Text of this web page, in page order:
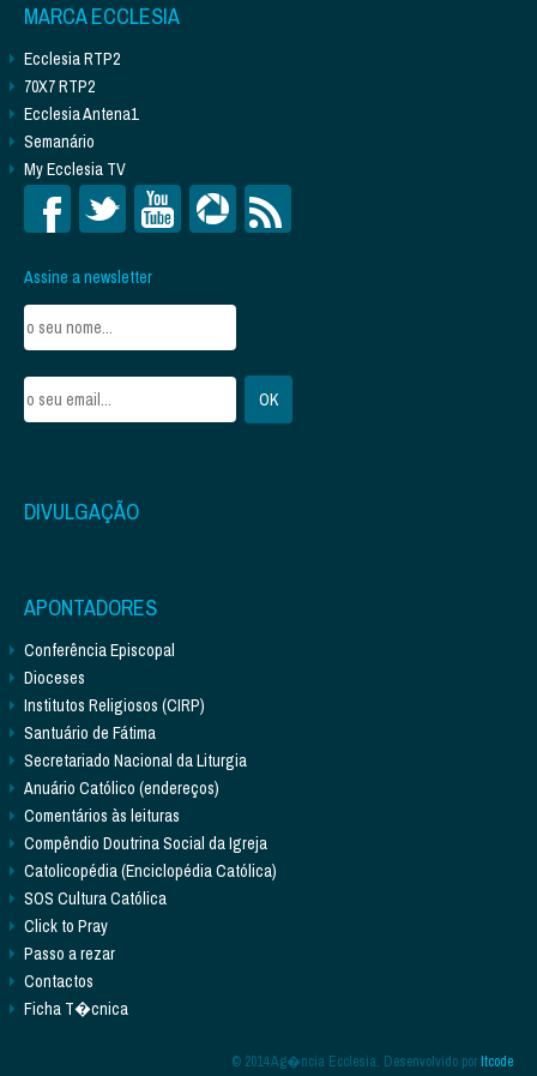
MARCA ECCLESIA
Ecclesia RTP2
70X7 RTP2
Ecclesia Antena1
Semanário
My Ecclesia TV
Assine a newsletter
DIVULGAÇÃO
APONTADORES
Conferência Episcopal
Dioceses
Institutos Religiosos (CIRP)
Santuário de Fátima
Secretariado Nacional da Liturgia
Anuário Católico (endereços)
Comentários às leituras
Compêndio Doutrina Social da Igreja
Catolicopédia (Enciclopédia Católica)
SOS Cultura Católica
Click to Pray
Passo a rezar
Contactos
Ficha T�cnica
© 2014 Ag�ncia Ecclesia. Desenvolvido porItcode